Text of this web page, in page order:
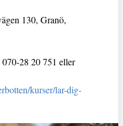
130, Granö,
28 20 751 eller
kurser/lar-dig-